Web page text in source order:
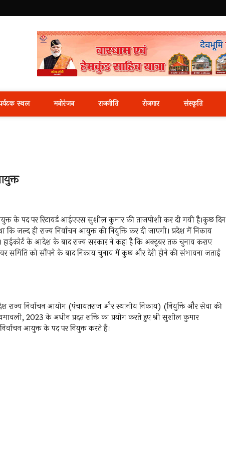
News Portal
स्थल मनोरंजन राजनीति रोजगार संस्कृति
के पद पर रिटायर्ड आईएएस सुशील कुमार की ताजपोशी कर दी गयी है।कुछ दिन
जल्द ही राज्य निर्वाचन आयुक्त की नियुक्ति कर दी जाएगी। प्रदेश में निकाय
के आदेश के बाद राज्य सरकार ने कहा है कि अक्टूबर तक चुनाव कराए
समिति को सौंपने के बाद निकाय चुनाव में कुछ और देरी होने की संभावना जताई
राज्य निर्वाचन आयोग (पंचायतराज और स्थानीय निकाय) (नियुक्ति और सेवा की
2023 के अधीन प्रदत्त शक्ति का प्रयोग करते हुए श्री सुशील कुमार
आयुक्त के पद पर नियुक्त करते हैं।